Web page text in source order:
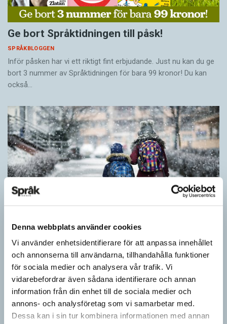
Denna webbplats använder cookies
Vi använder enhetsidentifierare för att anpassa innehållet
och annonserna till användarna, tillhandahålla funktioner
för sociala medier och analysera vår trafik. Vi
vidarebefordrar även sådana identifierare och annan
information från din enhet till de sociala medier och
annons- och analysföretag som vi samarbetar med.
Dessa kan i sin tur kombinera informationen med annan
Ge bort Språktidningen till påsk!
SPRÅKBLOGGEN
Inför påsken har vi ett riktigt fint erbjudande. Just nu kan du ge
bort 3 nummer av Språktidningen för bara 99 kronor! Du kan
också…
Särskolan byter namn
Grundsärskola byter namn till anpassad grundskola och
stor del i att detta namnbyte sker är artonåriga Leo Lust…